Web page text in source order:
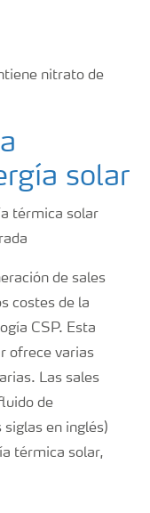
nitrato de
solar
térmica solar
de sales
costes de la
CSP. Esta
ofrece varias
Las sales
de
en inglés)
térmica solar,